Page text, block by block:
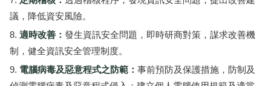
議，降低資安風險。
適時改善： 發生資訊安全問題，即時研商對策，謀求改善機
制，健全資訊安全管理制度。
電腦病毒及惡意程式之防範： 事前預防及保護措施，防制及